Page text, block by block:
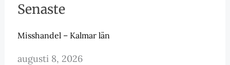
Senaste
Misshandel – Kalmar län
augusti 8, 2026